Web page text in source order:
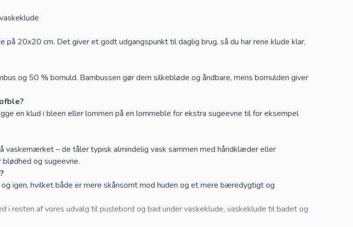
på 20x20 cm. Det giver et godt udgangspunkt til daglig brug, så du har rene klude klar,
og 50 % bomuld. Bambussen gør dem silkebløde og åndbare, mens bomulden giver
en klud i bleen eller lommen på en lommeble for ekstra sugeevne til for eksempel
vaskemærket – de tåler typisk almindelig vask sammen med håndklæder eller
og sugeevne.
igen, hvilket både er mere skånsomt mod huden og et mere bæredygtigt og
i resten af vores udvalg til puslebord og bad undervaskeklude, vaskeklude til badetog